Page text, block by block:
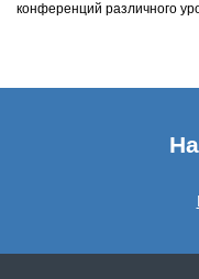
конференций различного